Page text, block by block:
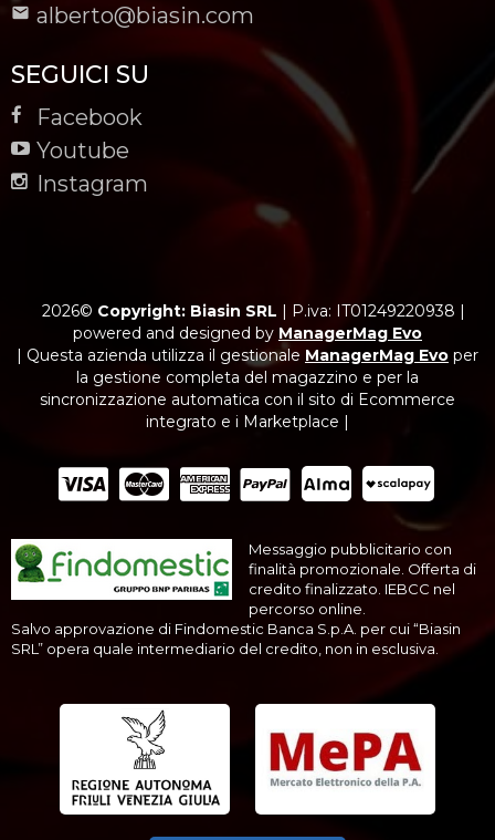
alberto@biasin.com
SEGUICI SU
Facebook
Youtube
Instagram
2026© Copyright: Biasin SRL | P.iva: IT01249220938 |
powered and designed by ManagerMag Evo
| Questa azienda utilizza il gestionale ManagerMag Evo per
la gestione completa del magazzino e per la
sincronizzazione automatica con il sito di Ecommerce
integrato e i Marketplace |
Messaggio pubblicitario con
finalità promozionale. Offerta di
credito finalizzato. IEBCC nel
percorso online.
Salvo approvazione di Findomestic Banca S.p.A. per cui “Biasin
SRL” opera quale intermediario del credito, non in esclusiva.